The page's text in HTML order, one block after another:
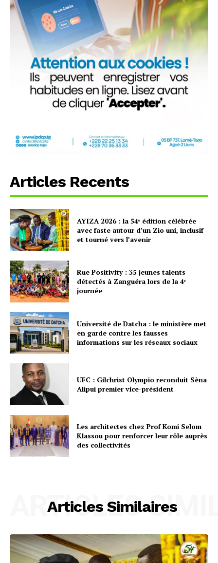
Articles Recents
AYIZA 2026 : la 54ᵉ édition célébrée
avec faste autour d’un Zio uni, inclusif
et tourné vers l’avenir
Rue Positivity : 35 jeunes talents
détectés à Zanguéra lors de la 4ᵉ
journée
Université de Datcha : le ministère met
en garde contre les fausses
informations sur les réseaux sociaux
UFC : Gilchrist Olympio reconduit Sèna
Alipui premier vice-président
Les architectes chez Prof Komi Selom
Klassou pour renforcer leur rôle auprès
des collectivités
Articles Similaires
ARTICLES